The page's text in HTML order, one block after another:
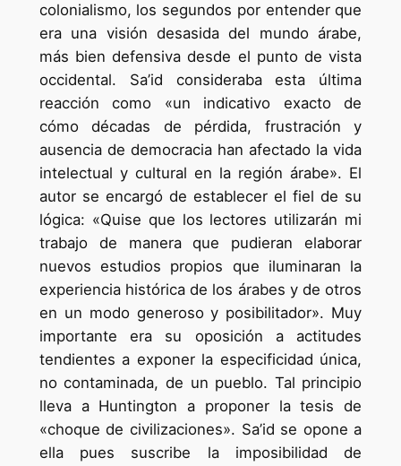
colonialismo, los segundos por entender que
era una visión desasida del mundo árabe,
más bien defensiva desde el punto de vista
occidental. Sa’id consideraba esta última
reacción como «un indicativo exacto de
cómo décadas de pérdida, frustración y
ausencia de democracia han afectado la vida
intelectual y cultural en la región árabe». El
autor se encargó de establecer el fiel de su
lógica: «Quise que los lectores utilizarán mi
trabajo de manera que pudieran elaborar
nuevos estudios propios que iluminaran la
experiencia histórica de los árabes y de otros
en un modo generoso y posibilitador». Muy
importante era su oposición a actitudes
tendientes a exponer la especificidad única,
no contaminada, de un pueblo. Tal principio
lleva a Huntington a proponer la tesis de
«choque de civilizaciones». Sa’id se opone a
ella pues suscribe la imposibilidad de